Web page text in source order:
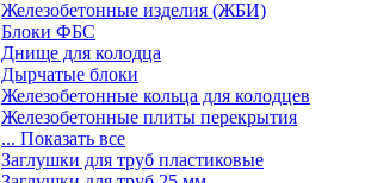
Железобетонные изделия (ЖБИ)
Блоки ФБС
Днище для колодца
Дырчатые блоки
Железобетонные кольца для колодцев
Железобетонные плиты перекрытия
... Показать все
Заглушки для труб пластиковые